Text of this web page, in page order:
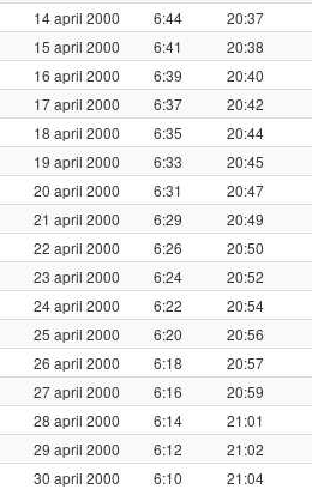
14 april 2000
6:44 20:37
15 april 2000
6:41 20:38
16 april 2000
6:39 20:40
17 april 2000
6:37 20:42
18 april 2000
6:35 20:44
19 april 2000
6:33 20:45
20 april 2000
6:31 20:47
21 april 2000
6:29 20:49
22 april 2000
6:26 20:50
23 april 2000
6:24 20:52
24 april 2000
6:22 20:54
25 april 2000
6:20 20:56
26 april 2000
6:18 20:57
27 april 2000
6:16 20:59
28 april 2000
6:14 21:01
29 april 2000
6:12 21:02
30 april 2000
6:10 21:04